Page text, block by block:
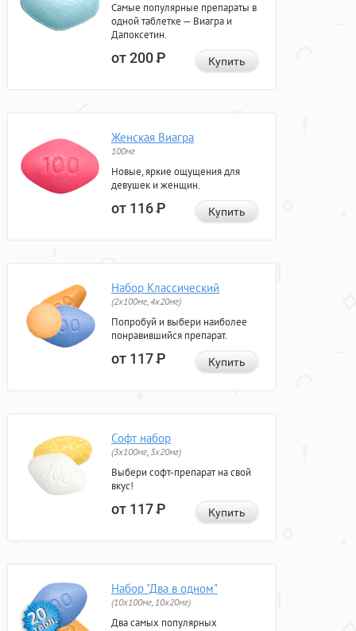
Самые популярные препараты в
одной таблетке — Виагра и
Дапоксетин.
от 200Р Купить
Женская Виагра
100мг
Новые, яркие ощущения для
девушек и женщин.
от 116Р Купить
Набор Классический
(2x100мг, 4x20мг)
Попробуй и выбери наиболее
понравившийся препарат.
от 117Р Купить
Софт набор
(3x100мг, 3x20мг)
Выбери софт-препарат на свой
вкус!
от 117Р Купить
Набор "Два в одном"
(10x100мг, 10x20мг)
Два самых популярных